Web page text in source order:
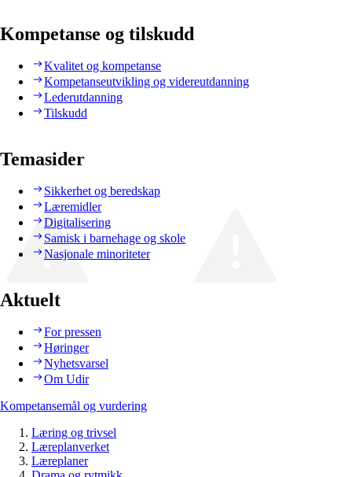
Kompetanse og tilskudd
Kvalitet og kompetanse
Kompetanseutvikling og videreutdanning
Lederutdanning
Tilskudd
Temasider
Sikkerhet og beredskap
Læremidler
Digitalisering
Samisk i barnehage og skole
Nasjonale minoriteter
Aktuelt
For pressen
Høringer
Nyhetsvarsel
Om Udir
Kompetansemål og vurdering
Læring og trivsel
Læreplanverket
Læreplaner